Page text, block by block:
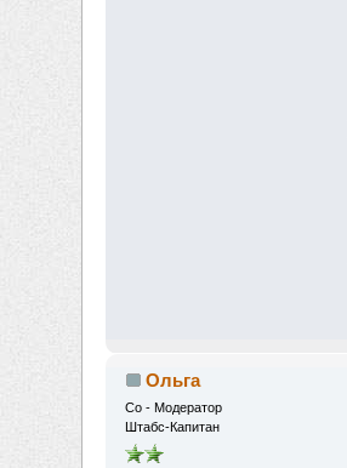
Ольга
Со - Модератор
Штабс-Капитан